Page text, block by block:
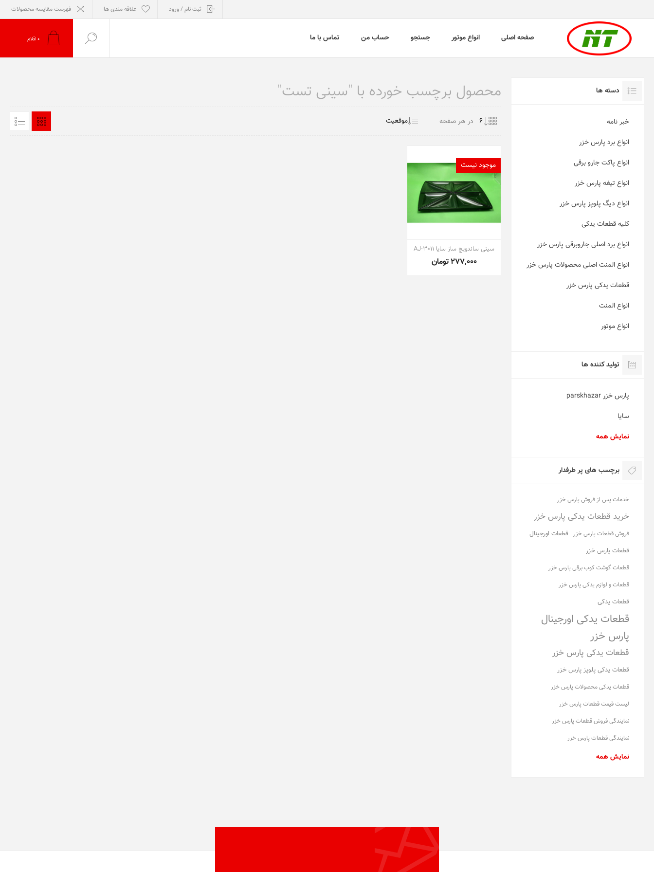
ثبت نام / ورود علاقه مندی ها فهرست مقایسه محصولات
صفحه اصلی انواع موتور جستجو حساب من تماس با ما 0 اقلام
محصول برچسب خورده با "سینی تست"
در هر صفحه
موجود نیست
سینی ساندویچ ساز سایا AJ-3011
277,000 تومان
دسته ها
خبر نامه
انواع برد پارس خزر
انواع پاکت جارو برقی
انواع تیغه پارس خزر
انواع دیگ پلوپز پارس خزر
کلیه قطعات یدکی
انواع برد اصلی جاروبرقی پارس خزر
انواع المنت اصلی محصولات پارس خزر
قطعات یدکی پارس خزر
انواع المنت
انواع موتور
تولید کننده ها
پارس خزر parskhazar
سایا
نمایش همه
برچسب های پر طرفدار
خدمات پس از فروش پارس خزر
خرید قطعات یدکی پارس خزر
فروش قطعات پارس خزر
قطعات اورجینال
قطعات پارس خزر
قطعات گوشت کوب برقی پارس خزر
قطعات و لوازم یدکی پارس خزر
قطعات یدکی
قطعات یدکی اورجینال
پارس خزر
قطعات یدکی پارس خزر
قطعات یدکی پلوپز پارس خزر
قطعات یدکی محصولات پارس خزر
لیست قیمت قطعات پارس خزر
نمایندگی فروش قطعات پارس خزر
نمایندگی قطعات پارس خزر
نمایش همه